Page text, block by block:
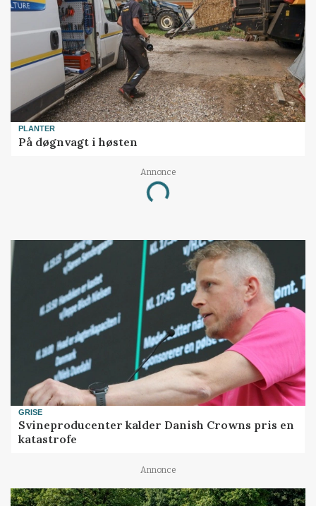
PLANTER
På døgnvagt i høsten
Annonce
Loading...
GRISE
Svineproducenter kalder Danish Crowns pris en
katastrofe
Annonce